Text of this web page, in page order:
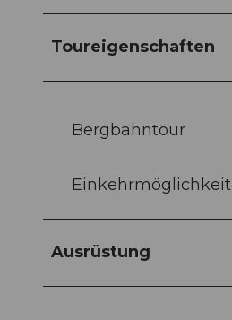
Toureigenschaften
Bergbahntour
Einkehrmöglichkeit
Ausrüstung